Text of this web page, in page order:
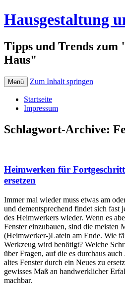
Hausgestaltung
Tipps und Trends zum
Haus"
Menü Zum Inhalt springen
Startseite
Impressum
Schlagwort-Archive:
Heimwerken für
ersetzen
Immer mal wieder muss etwas am
und dementsprechend findet sich fast
des Heimwerkers wieder. Wenn es
Fenster einzubauen, sind die meisten
(Heimwerker-)Latein am Ende. Wie
Werkzeug wird benötigt? Welche
über Fragen, auf die es durchaus
altes Fenster durch ein Neues zu
gewisses Maß an handwerklicher
machbar.